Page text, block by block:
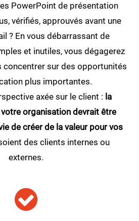
PowerPoint de présentation
vérifiés, approuvés avant une
? En vous débarrassant de
et inutiles, vous dégagerez
concentrer sur des opportunités
plus importantes.
axée sur le client : la
organisation devrait être
de créer de la valeur pour vos
des clients internes ou
externes.